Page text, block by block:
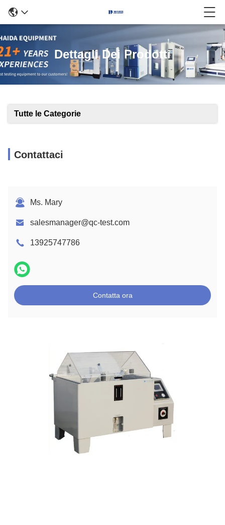
Dettagli Dei Prodotti
Tutte le Categorie
Contattaci
Ms. Mary
salesmanager@qc-test.com
13925747786
Contatta ora